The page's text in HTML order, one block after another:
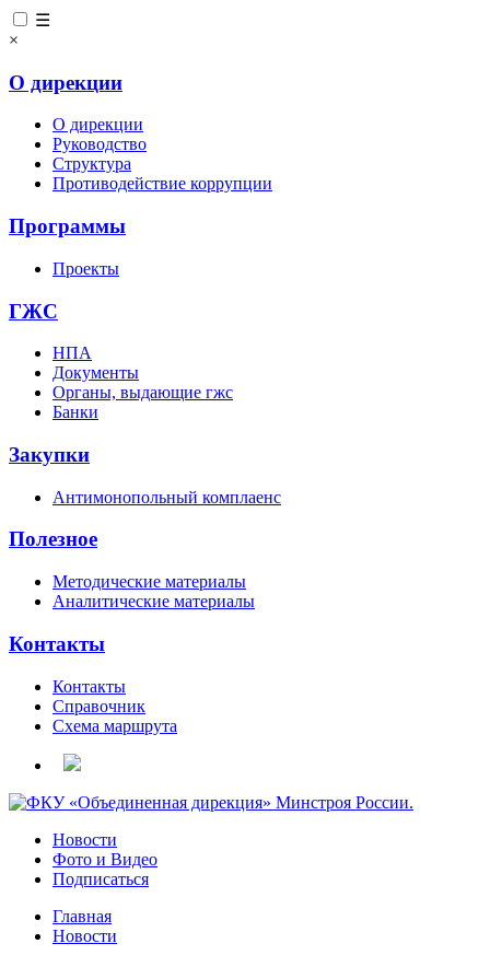
☰
×
О дирекции
О дирекции
Руководство
Структура
Противодействие коррупции
Программы
Проекты
ГЖС
НПА
Документы
Органы, выдающие гжс
Банки
Закупки
Антимонопольный комплаенс
Полезное
Методические материалы
Аналитические материалы
Контакты
Контакты
Справочник
Схема маршрута
Новости
Фото и Видео
Подписаться
Главная
Новости